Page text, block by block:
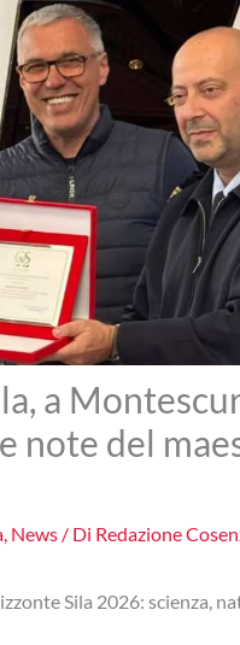
a
note del
, News/ Di Redazione
Sila 2026: scienza,